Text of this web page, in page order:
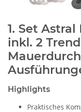
1. Set
inkl. 2
Highlights
Praktisches